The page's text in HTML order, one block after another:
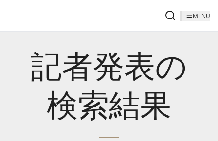
MENU
記者発表の
検索結果